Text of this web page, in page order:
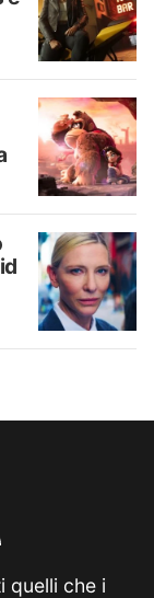
quelli che i